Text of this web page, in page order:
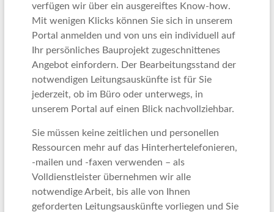
verfügen wir über ein ausgereiftes Know-how.
Mit wenigen Klicks können Sie sich in unserem
Portal anmelden und von uns ein individuell auf
Ihr persönliches Bauprojekt zugeschnittenes
Angebot einfordern. Der Bearbeitungsstand der
notwendigen Leitungsauskünfte ist für Sie
jederzeit, ob im Büro oder unterwegs, in
unserem Portal auf einen Blick nachvollziehbar.
Sie müssen keine zeitlichen und personellen
Ressourcen mehr auf das Hinterhertelefonieren,
-mailen und -faxen verwenden – als
Volldienstleister übernehmen wir alle
notwendige Arbeit, bis alle von Ihnen
geforderten Leitungsauskünfte vorliegen und Sie